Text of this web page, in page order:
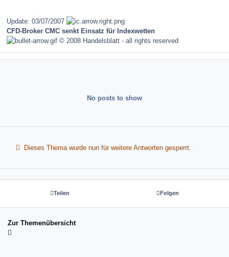
Update: 03/07/2007
CFD-Broker CMC senkt Einsatz für Indexwetten
© 2008 Handelsblatt - all rights reserved
No posts to show
Dieses Thema wurde nun für weitere Antworten gesperrt.
Teilen Folgen
Zur Themenübersicht